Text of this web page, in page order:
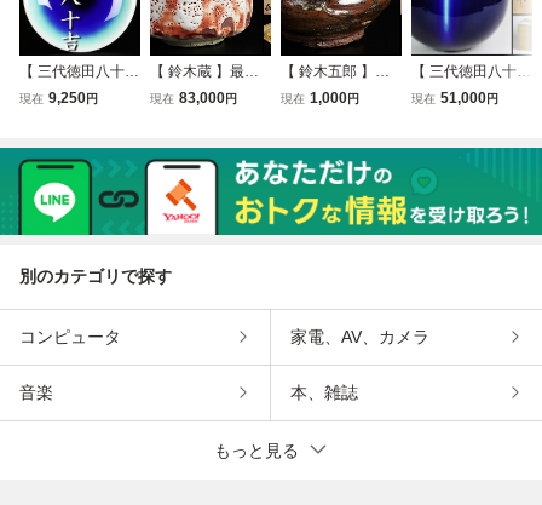
【 三代徳田八十吉
】秀逸作 耀彩鉢
現在 9,250円
【 鈴木蔵 】最上
位作 志野茶碗 人
現在 83,000円
【 鈴木五郎 】秀
逸作 唐津茶碗 共
現在 1,000円
【 三代徳田八十吉
】最上位作 燿彩線
現在 51,000円
別のカテゴリで探す
コンピュータ 家電、AV、カメラ
音楽 本、雑誌
もっと見る